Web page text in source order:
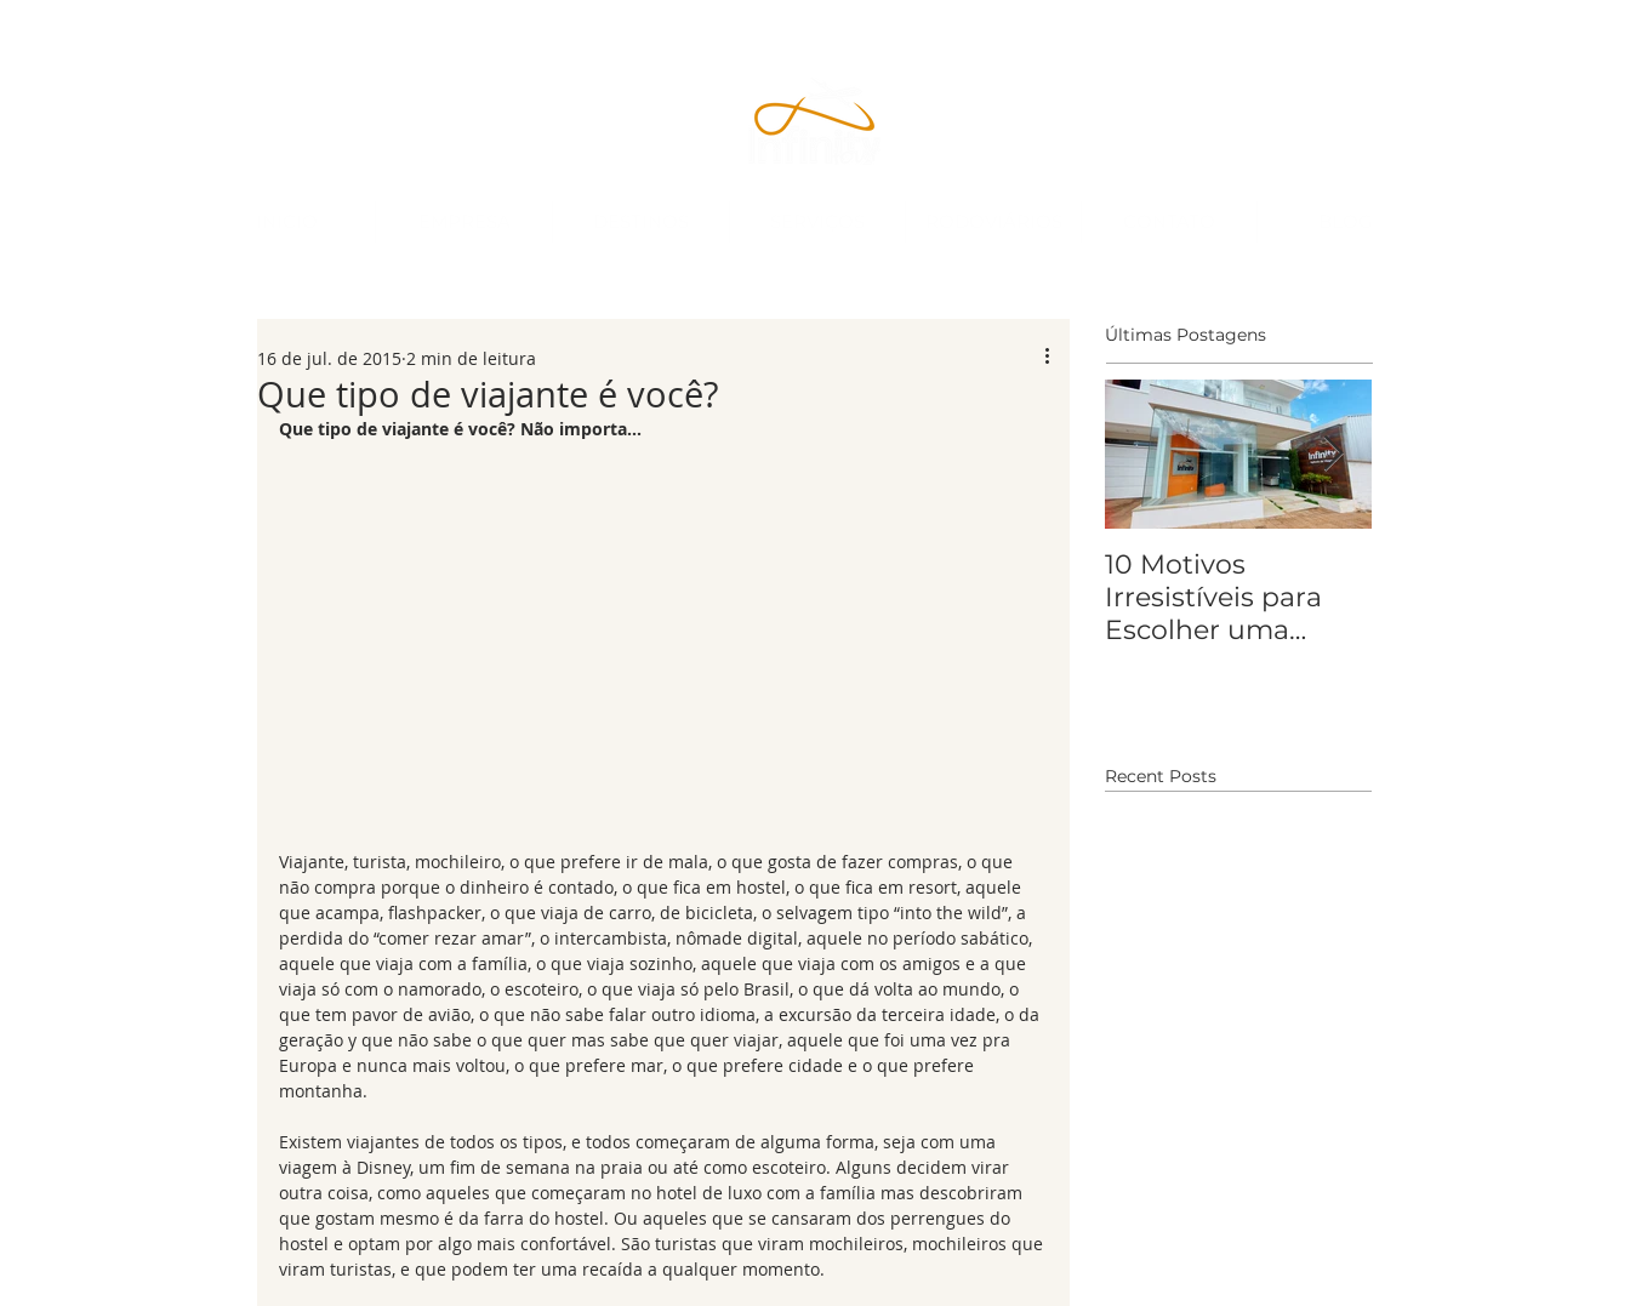
Que tipo de viajante é você?
16 de jul. de 2015 2 min de leitura
Que tipo de viajante é você? Não importa...
Viajante, turista, mochileiro, o que prefere ir de mala, o que gosta de fazer compras, o que
não compra porque o dinheiro é contado, o que fica em hostel, o que fica em resort, aquele
que acampa, flashpacker, o que viaja de carro, de bicicleta, o selvagem tipo “into the wild”, a
perdida do “comer rezar amar”, o intercambista, nômade digital, aquele no período sabático,
aquele que viaja com a família, o que viaja sozinho, aquele que viaja com os amigos e a que
viaja só com o namorado, o escoteiro, o que viaja só pelo Brasil, o que dá volta ao mundo, o
que tem pavor de avião, o que não sabe falar outro idioma, a excursão da terceira idade, o da
geração y que não sabe o que quer mas sabe que quer viajar, aquele que foi uma vez pra
Europa e nunca mais voltou, o que prefere mar, o que prefere cidade e o que prefere
montanha.
Existem viajantes de todos os tipos, e todos começaram de alguma forma, seja com uma
viagem à Disney, um fim de semana na praia ou até como escoteiro. Alguns decidem virar
outra coisa, como aqueles que começaram no hotel de luxo com a família mas descobriram
que gostam mesmo é da farra do hostel. Ou aqueles que se cansaram dos perrengues do
hostel e optam por algo mais confortável. São turistas que viram mochileiros, mochileiros que
viram turistas, e que podem ter uma recaída a qualquer momento.
Últimas Postagens
10 Motivos
Irresistíveis para
Escolher uma
Recent Posts